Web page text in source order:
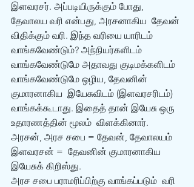
இளவரசர். அப்படியிருக்கும் போது,
தேவாலய வரி என்பது, அரசனாகிய  தேவன்
விதிக்கும் வரி. இந்த வரியை யாரிடம்
வாங்கவேண்டும்? அந்நியர்களிடம்
வாங்கவேண்டுமே அதாவது குடிமக்களிடம்
வாங்கவேண்டுமே ஒழிய, தேவனின்
குமாரனாகிய  இயேசுவிடம் (இளவரசரிடம்)
வாங்கக்கூடாது. இதைத் தான் இயேசு ஒரு
உதாரணத்தின் மூலம்  விளக்கினார்.
அரசன், அரச சபை = தேவன், தேவாலயம்
இளவரசன் =  தேவனின் குமாரனாகிய
இயேசுக் கிறிஸ்து.
அரச சபை பராமரிப்பிற்கு வாங்கப்படும்  வரி